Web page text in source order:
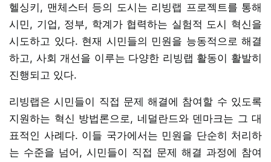
헬싱키, 맨체스터 등의 도시는 리빙랩 프로젝트를 통해
시민, 기업, 정부, 학계가 협력하는 실험적 도시 혁신을
시도하고 있다. 현재 시민들의 민원을 능동적으로 해결
하고, 사회 개선을 이루는 다양한 리빙랩 활동이 활발히
진행되고 있다.
리빙랩은 시민들이 직접 문제 해결에 참여할 수 있도록
지원하는 혁신 방법론으로, 네덜란드와 덴마크는 그 대
표적인 사례다. 이들 국가에서는 민원을 단순히 처리하
는 수준을 넘어, 시민들이 직접 문제 해결 과정에 참여